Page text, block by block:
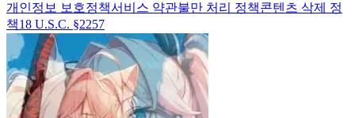
개인정보 보호정책서비스 약관불만 처리 정책콘텐츠 삭제 정
책18 U.S.C. §2257